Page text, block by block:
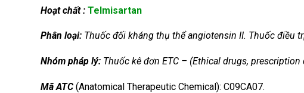
Hoạt chất : Telmisartan
Phân loại: Thuốc đối kháng thụ thể angiotensin II. Thuốc điều
Nhóm pháp lý: Thuốc kê đơn ETC – (Ethical drugs,
Mã ATC(Anatomical Therapeutic Chemical): C09CA07.